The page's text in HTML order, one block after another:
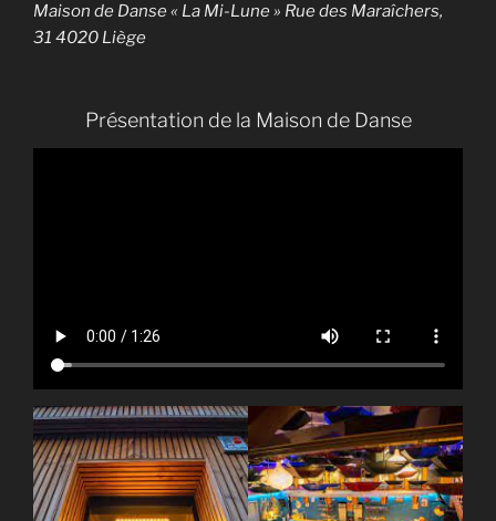
Maison de Danse « La Mi-Lune » Rue des Maraîchers,
31 4020 Liège
Présentation de la Maison de Danse